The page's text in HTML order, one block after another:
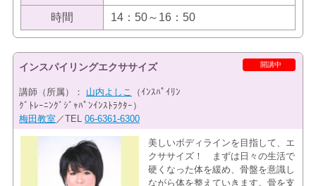
時間 14：50～16：50
開講中
インスパイリングエクササイズ
講師（所属）： 山内よしこ
（ｲﾝｽﾊﾟｲﾘﾝ
ｸﾞﾄﾚｰﾆﾝｸﾞｼﾞｬﾊﾟﾝｲﾝｽﾄﾗｸﾀｰ）
梅田教室 ／TEL 06-6361-6300
美しいボディラインを目指して、エ
クササイズ！ まずは日々の生活で
硬くなった体を緩め、骨盤を意識し
ながら体を整えていきます。骨を支